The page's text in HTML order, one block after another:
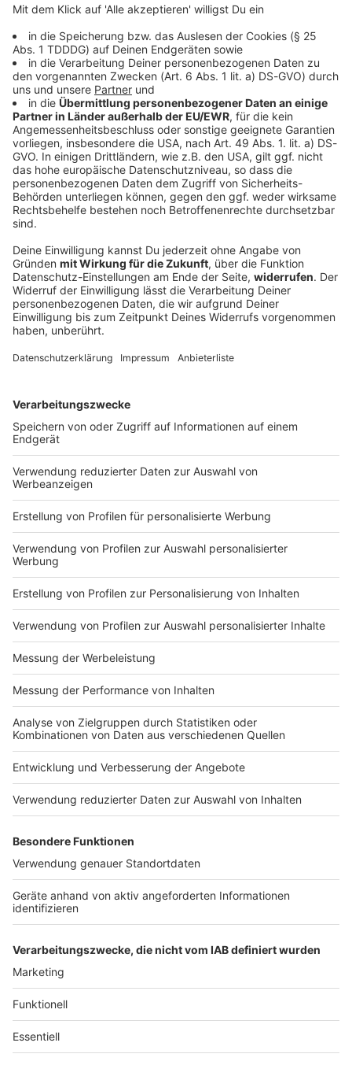
Xmas Corner
Hier gibt es alles, was ihr für ein rockendes Fest
braucht!
Der Original ROCK ANTENNE
ROCKventskalender 2024: Täglich Geschenke
sichern!
Enter Santaman! Am 1.12. startet unser traditioneller
ROCK ANTENNE ROCKventskalender - der
Adventskalender für euch, der richtig rockt! Jeder Tag
ein Geschenke-Highlight: klickt euch rein oder lasst
euch mit unserem App Pushnachrichten Verteiler
erinnern!
DEINE GEMERKTEN ARTIKEL
Du hast dir noch keine Artikel gemerkt
Markiere sie hierfür mit einem
Nutzungsbedingungen
Impressum
Das Band-ABC
Jobs
Archiv
Teilnahme­bedingungen
Geschäfts­bedingungen
ANTENNE BAYERN GROUP
Grounding Page ROCK
ANTENNE
Kontakt
Studio-Hotline
Datenschutz­erklärung
ROCK ANTENNE
Region wechseln